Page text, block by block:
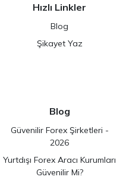
Hızlı Linkler
Blog
Şikayet Yaz
Blog
Güvenilir Forex Şirketleri -
2026
Yurtdışı Forex Aracı Kurumları
Güvenilir Mi?